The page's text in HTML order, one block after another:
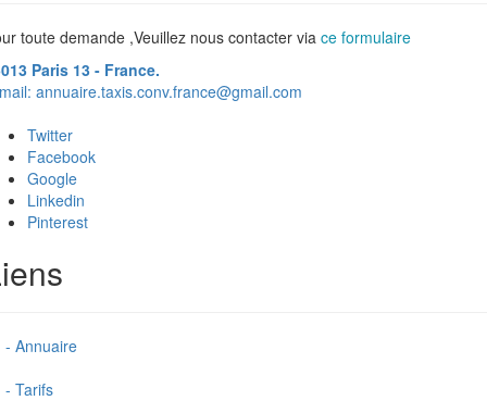
toute demande ,Veuillez nous contacter via ce formulaire
Paris 13 - France.
annuaire.taxis.conv.france@gmail.com
Twitter
Facebook
Google
Linkedin
Pinterest
- Annuaire
- Tarifs